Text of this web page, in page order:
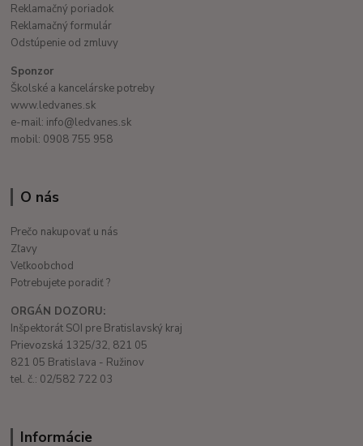
Reklamačný poriadok
Reklamačný formulár
Odstúpenie od zmluvy
Sponzor
Školské a kancelárske potreby
www.ledvanes.sk
e-mail: info@ledvanes.sk
mobil: 0908 755 958
O nás
Prečo nakupovať u nás
Zľavy
Veľkoobchod
Potrebujete poradiť ?
ORGÁN DOZORU:
Inšpektorát SOI pre Bratislavský kraj
Prievozská 1325/32, 821 05
821 05 Bratislava - Ružinov
tel. č.: 02/582 722 03
Informácie